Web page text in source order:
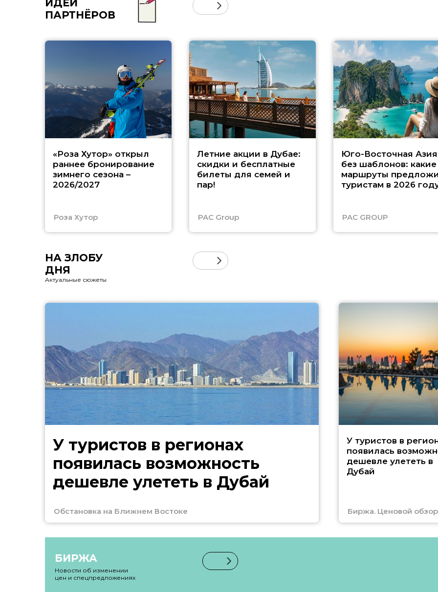
ИДЕИ
ПАРТНЁРОВ
«Роза Хутор» открыл
раннее бронирование
зимнего сезона –
2026/2027
Роза Хутор
Летние акции в Дубае:
скидки и бесплатные
билеты для семей и
пар!
PAC Group
Юго-Восточная Азия
без шаблонов: какие
маршруты
туристам в 2026
PAC GROUP
НА ЗЛОБУ
ДНЯ
Актуальные сюжеты
У туристов в регионах
появилась возможность
дешевле улететь в Дубай
Обстановка на Ближнем Востоке
У туристов в
появилась
дешевле улететь в
Дубай
Биржа. Ценовой обзор
БИРЖА
Новости об изменении
цен и спецпредложениях